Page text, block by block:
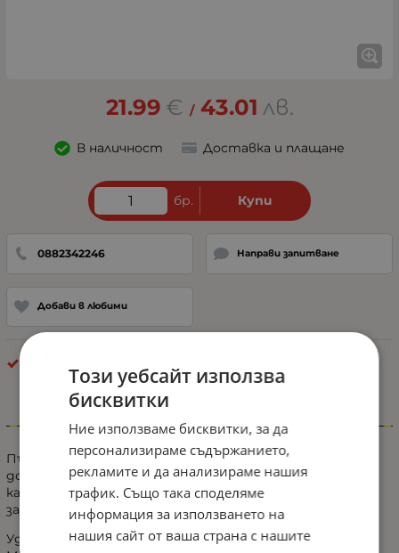
21.99 € / 43.01 лв.
В наличност Доставка и плащане
бр. Купи
0882342246 Направи запитване
Добави в любими
Информация
Пътническите калъфи са два (за две седалки). Имате
достъп до всяко място около седалките, под тях и
калъфът не пречи за използването на колани,
закопчалки.
Удобна за използване.
Този уебсайт използва
бисквитки
Ние използваме бисквитки, за да
персонализираме съдържанието,
рекламите и да анализираме нашия
трафик. Също така споделяме
информация за използването на
нашия сайт от ваша страна с нашите